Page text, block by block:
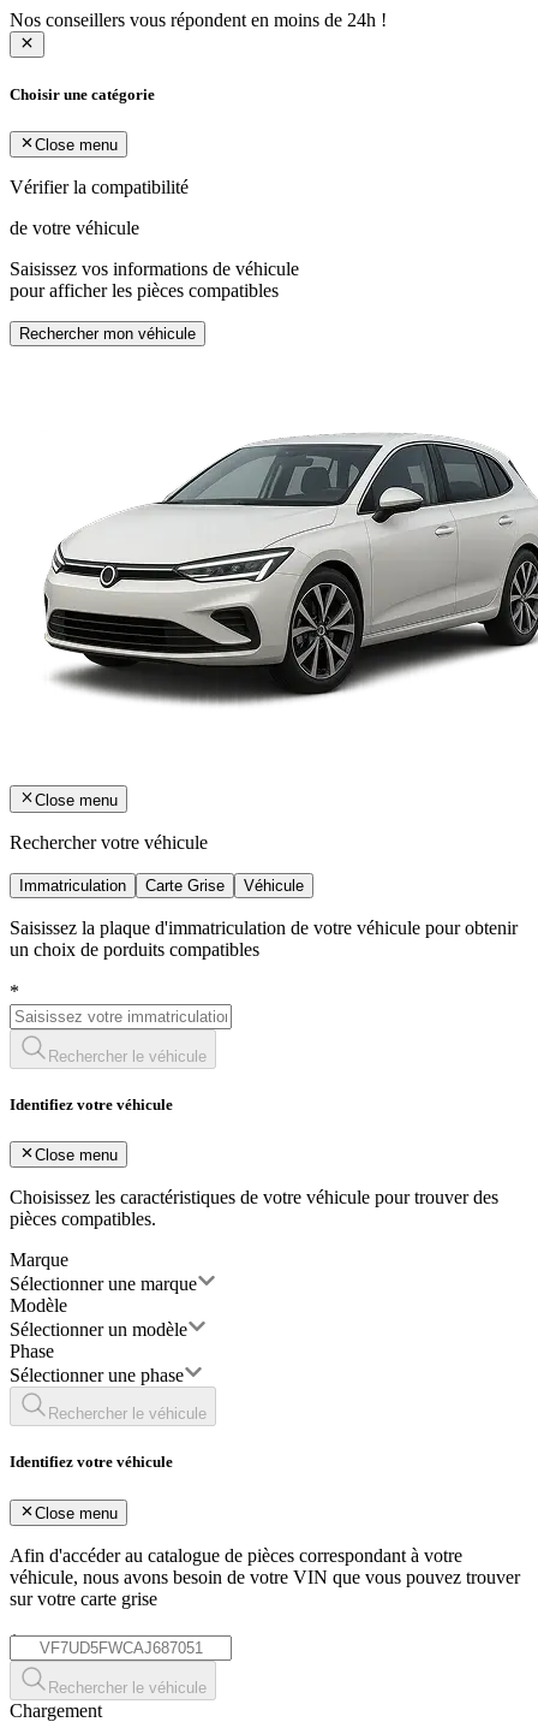
Nos conseillers vous répondent en moins de 24h !
Choisir une catégorie
Close menu
Vérifier la compatibilité
de votre véhicule
Saisissez vos informations de véhicule
pour afficher les pièces compatibles
Rechercher mon véhicule
Close menu
Rechercher votre véhicule
Immatriculation Carte Grise Véhicule
Saisissez la plaque d'immatriculation de votre véhicule pour obtenir
un choix de porduits compatibles
*
Rechercher le véhicule
Identifiez votre véhicule
Close menu
Choisissez les caractéristiques de votre véhicule pour trouver des
pièces compatibles.
Marque
Sélectionner une marque
Modèle
Sélectionner un modèle
Phase
Sélectionner une phase
Rechercher le véhicule
Identifiez votre véhicule
Close menu
Afin d'accéder au catalogue de pièces correspondant à votre
véhicule, nous avons besoin de votre VIN que vous pouvez trouver
sur votre carte grise
*
Rechercher le véhicule
Chargement